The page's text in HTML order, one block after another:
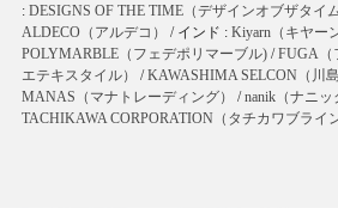
: DESIGNS OF THE TIME（デザインオブザタイム
ALDECO（アルデコ）
/ インド : Kiyarn（キヤーン
POLYMARBLE（フェデポリマーブル)/FUGA（
エテキスタイル）
/KAWASHIMA SELCON（川
MANAS（マナトレーディング）
/nanik（ナニッ
TACHIKAWA CORPORATION（タチカワブライ